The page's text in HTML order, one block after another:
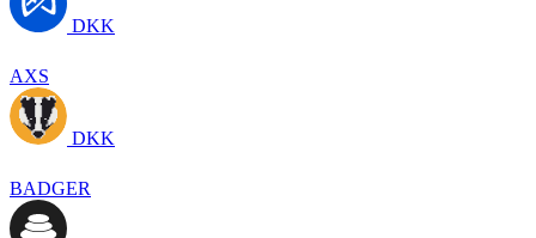
DKK
AXS
DKK
BADGER